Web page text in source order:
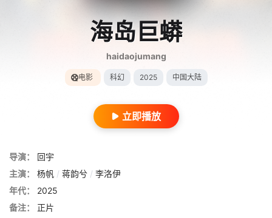
海岛巨蟒
haidaojumang
电影 科幻 2025 中国大陆
立即播放
导演：
回宇
主演：
杨帆 / 蒋韵兮 / 李洛伊
年代：
2025
备注：
正片